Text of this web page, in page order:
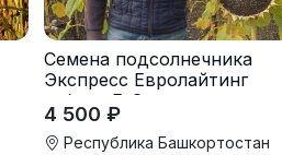
Семена подсолнечника
Экспресс Евролайтинг
гибрид F-G+
4 500 ₽
Республика Башкортостан